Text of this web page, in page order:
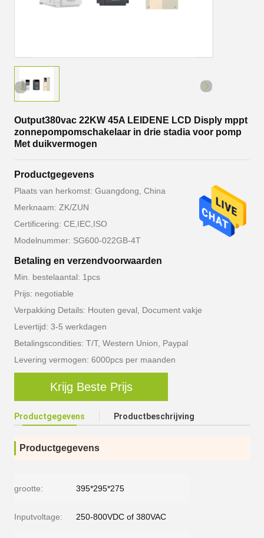
Output380vac 22KW 45A LEIDENE LCD Disply mppt
zonnepompomschakelaar in drie stadia voor pomp
Met duikvermogen
Productgegevens
Plaats van herkomst: Guangdong, China
Merknaam: ZK/ZUN
Certificering: CE,IEC,ISO
Modelnummer: SG600-022GB-4T
Betaling en verzendvoorwaarden
Min. bestelaantal: 1pcs
Prijs: negotiable
Verpakking Details: Houten geval, Document vakje
Levertijd: 3-5 werkdagen
Betalingscondities: T/T, Western Union, Paypal
Levering vermogen: 6000pcs per maanden
Krijg Beste Prijs
Productgegevens Productbeschrijving
Productgegevens
grootte: 395*295*275
Inputvoltage: 250-800VDC of 380VAC